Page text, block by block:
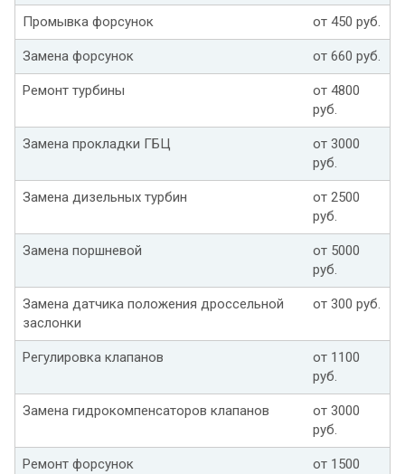
Промывка форсунок от 450 руб.
Замена форсунок от 660 руб.
Ремонт турбины
от 4800
руб.
Замена прокладки ГБЦ
от 3000
руб.
Замена дизельных турбин
от 2500
руб.
Замена поршневой
от 5000
руб.
Замена датчика положения дроссельной
заслонки
от 300 руб.
Регулировка клапанов
от 1100
руб.
Замена гидрокомпенсаторов клапанов
от 3000
руб.
Ремонт форсунок от 1500